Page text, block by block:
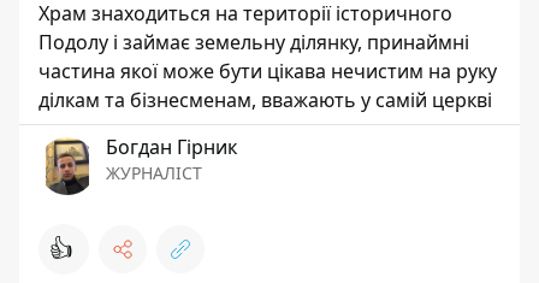
Храм знаходиться на території історичного
Подолу і займає земельну ділянку, принаймні
частина якої може бути цікава нечистим на руку
ділкам та бізнесменам, вважають у самій церкві
Богдан Гірник
ЖУРНАЛІСТ
👍